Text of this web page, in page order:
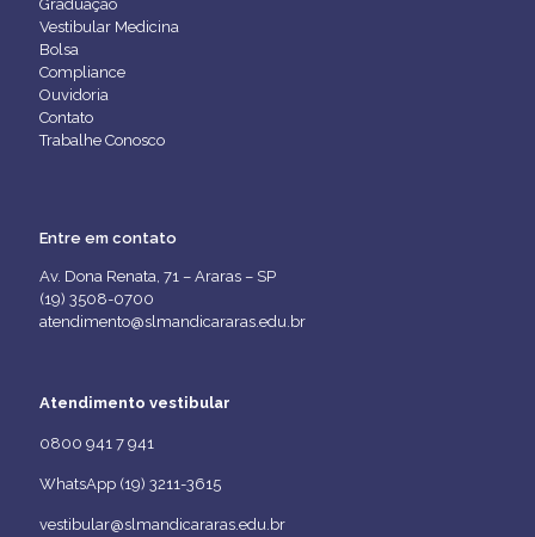
Graduação
Vestibular Medicina
Bolsa
Compliance
Ouvidoria
Contato
Trabalhe Conosco
Entre em contato
Av. Dona Renata, 71 – Araras – SP
(19) 3508-0700
atendimento@slmandicararas.edu.br
Atendimento vestibular
0800 941 7 941
WhatsApp (19) 3211-3615
vestibular@slmandicararas.edu.br